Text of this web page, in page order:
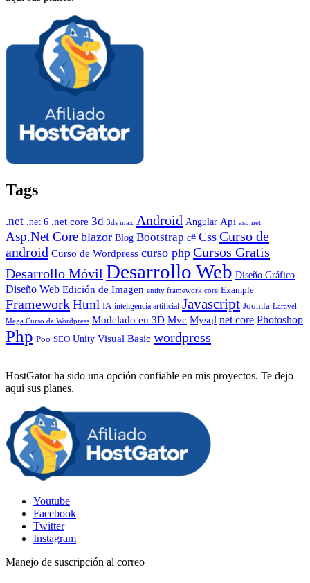
Tags
.net .net 6 .net core 3d 3ds max Android Angular Api asp.net
Asp.Net Core blazor Blog Bootstrap c# Css Curso de
android Curso de Wordpress curso php Cursos Gratis
Desarrollo Móvil Desarrollo Web Diseño Gráfico
Diseño Web Edición de Imagen entity framework core Example
FrameworkHtml IA inteligencia artificial Javascript Joomla Laravel
Mega Curso de Wordpress Modelado en 3D Mvc Mysql net core Photoshop
Php Poo SEO Unity Visual Basic wordpress
HostGator ha sido una opción confiable en mis proyectos. Te dejo
aquí sus planes.
Youtube
Facebook
Twitter
Instagram
Manejo de suscripción al correo